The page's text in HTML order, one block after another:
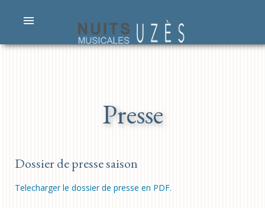
Presse
Dossier de presse saison
Telecharger le dossier de presse en PDF.